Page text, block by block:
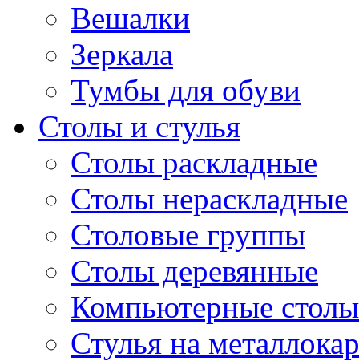
Вешалки
Зеркала
Тумбы для обуви
Столы и стулья
Столы раскладные
Столы нераскладные
Столовые группы
Столы деревянные
Компьютерные столы
Стулья на